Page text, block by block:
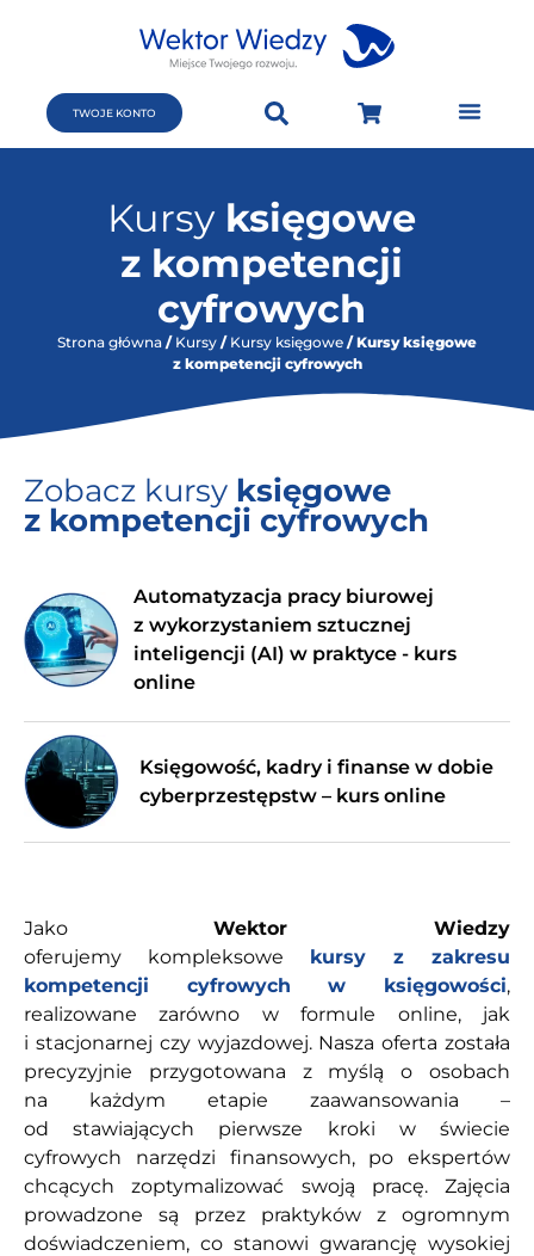
TWOJE KONTO
Kursyksięgowe
z kompetencji
cyfrowych
Strona główna / Kursy / Kursy księgowe / Kursy księgowe
z kompetencji cyfrowych
Zobacz kursy księgowe
z kompetencji cyfrowych
Automatyzacja pracy biurowej
z wykorzystaniem sztucznej
inteligencji (AI) w praktyce - kurs
online
Księgowość, kadry i finanse w dobie
cyberprzestępstw – kurs online
Jako Wektor Wiedzy
oferujemy kompleksowe kursy z zakresu
kompetencji cyfrowych w księgowości,
realizowane zarówno w formule online, jak
i stacjonarnej czy wyjazdowej. Nasza oferta została
precyzyjnie przygotowana z myślą o osobach
na każdym etapie zaawansowania –
od stawiających pierwsze kroki w świecie
cyfrowych narzędzi finansowych, po ekspertów
chcących zoptymalizować swoją pracę. Zajęcia
prowadzone są przez praktyków z ogromnym
doświadczeniem, co stanowi gwarancję wysokiej